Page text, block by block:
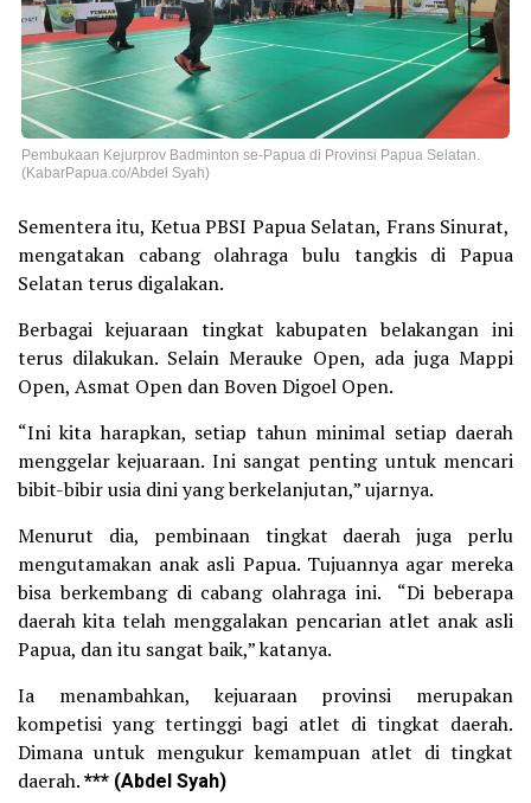
Pembukaan Kejurprov Badminton se-Papua di Provinsi Papua Selatan.
(KabarPapua.co/Abdel Syah)
Sementera itu, Ketua PBSI Papua Selatan, Frans Sinurat,
mengatakan cabang olahraga bulu tangkis di Papua
Selatan terus digalakan.
Berbagai kejuaraan tingkat kabupaten belakangan ini
terus dilakukan. Selain Merauke Open, ada juga Mappi
Open, Asmat Open dan Boven Digoel Open.
“Ini kita harapkan, setiap tahun minimal setiap daerah
menggelar kejuaraan. Ini sangat penting untuk mencari
bibit-bibir usia dini yang berkelanjutan,” ujarnya.
Menurut dia, pembinaan tingkat daerah juga perlu
mengutamakan anak asli Papua. Tujuannya agar mereka
bisa berkembang di cabang olahraga ini. “Di beberapa
daerah kita telah menggalakan pencarian atlet anak asli
Papua, dan itu sangat baik,” katanya.
Ia menambahkan, kejuaraan provinsi merupakan
kompetisi yang tertinggi bagi atlet di tingkat daerah.
Dimana untuk mengukur kemampuan atlet di tingkat
daerah.*** (Abdel Syah)